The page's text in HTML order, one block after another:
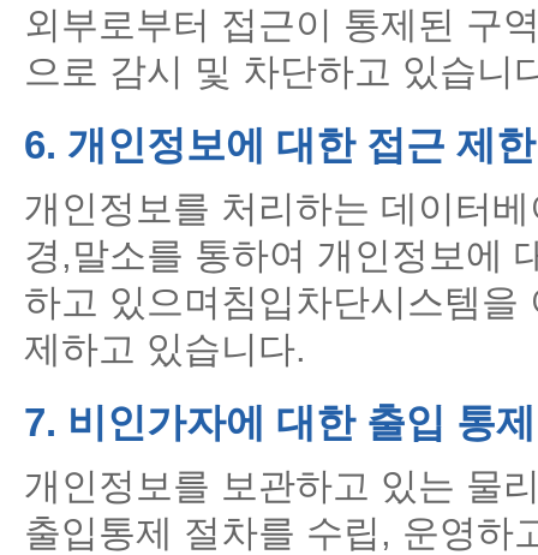
외부로부터 접근이 통제된 구
으로 감시 및 차단하고 있습니
6. 개인정보에 대한 접근 제한
개인정보를 처리하는 데이터
경,말소를 통하여 개인정보에
하고 있으며침입차단시스템
제하고 있습니다.
7. 비인가자에 대한 출입 통제
개인정보를 보관하고 있는 물
출입통제 절차를 수립, 운영하